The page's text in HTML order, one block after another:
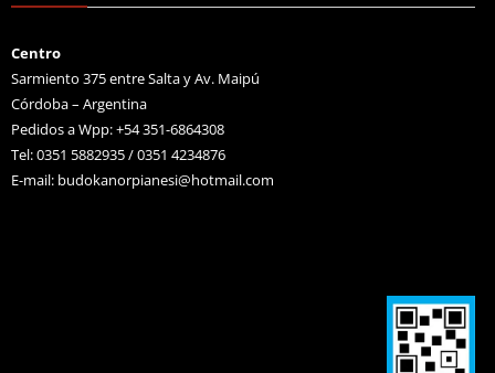
Centro
Sarmiento 375 entre Salta y Av. Maipú
Córdoba – Argentina
Pedidos a Wpp: +54 351-6864308
Tel: 0351 5882935 / 0351 4234876
E-mail: budokanorpianesi@hotmail.com